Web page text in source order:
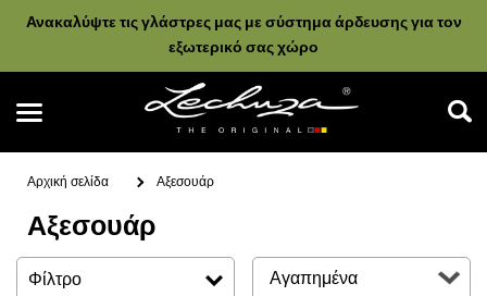
Ανακαλύψτε τις γλάστρες μας με σύστημα άρδευσης για τον
εξωτερικό σας χώρο
Αναζήτηση
Αρχική σελίδα Αξεσουάρ
Αξεσουάρ
Φίλτρο